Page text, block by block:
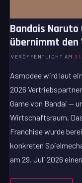
Bandais Naruto
übernimmt den
VERÖFFENTLICHT AM
Asmodee wird laut
2026
Game von Bandai —
Wirtschaftsraum.
Franchise wurde
konkreten
am 29. Juli 2026